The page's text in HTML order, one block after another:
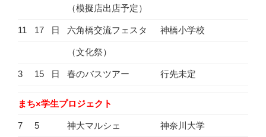
（模擬店出店予定）
11 17 日 六角橋交流フェスタ 神橋小学校
（文化祭）
3 15 日 春のバスツアー 行先未定
まち×学生プロジェクト
7 5 神大マルシェ 神奈川大学